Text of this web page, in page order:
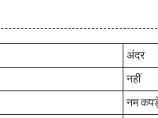
अंदर
नहीं
नम